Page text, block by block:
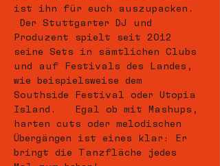
ist ihn für euch auszupacken.
Der Stuttgarter DJ und
Produzent spielt seit 2012
seine Sets in sämtlichen Clubs
und auf Festivals des Landes,
wie beispielsweise dem
Southside Festival oder Utopia
Island.   Egal ob mit Mashups,
harten cuts oder melodischen
Übergängen ist eines klar: Er
bringt die Tanzfläche jedes